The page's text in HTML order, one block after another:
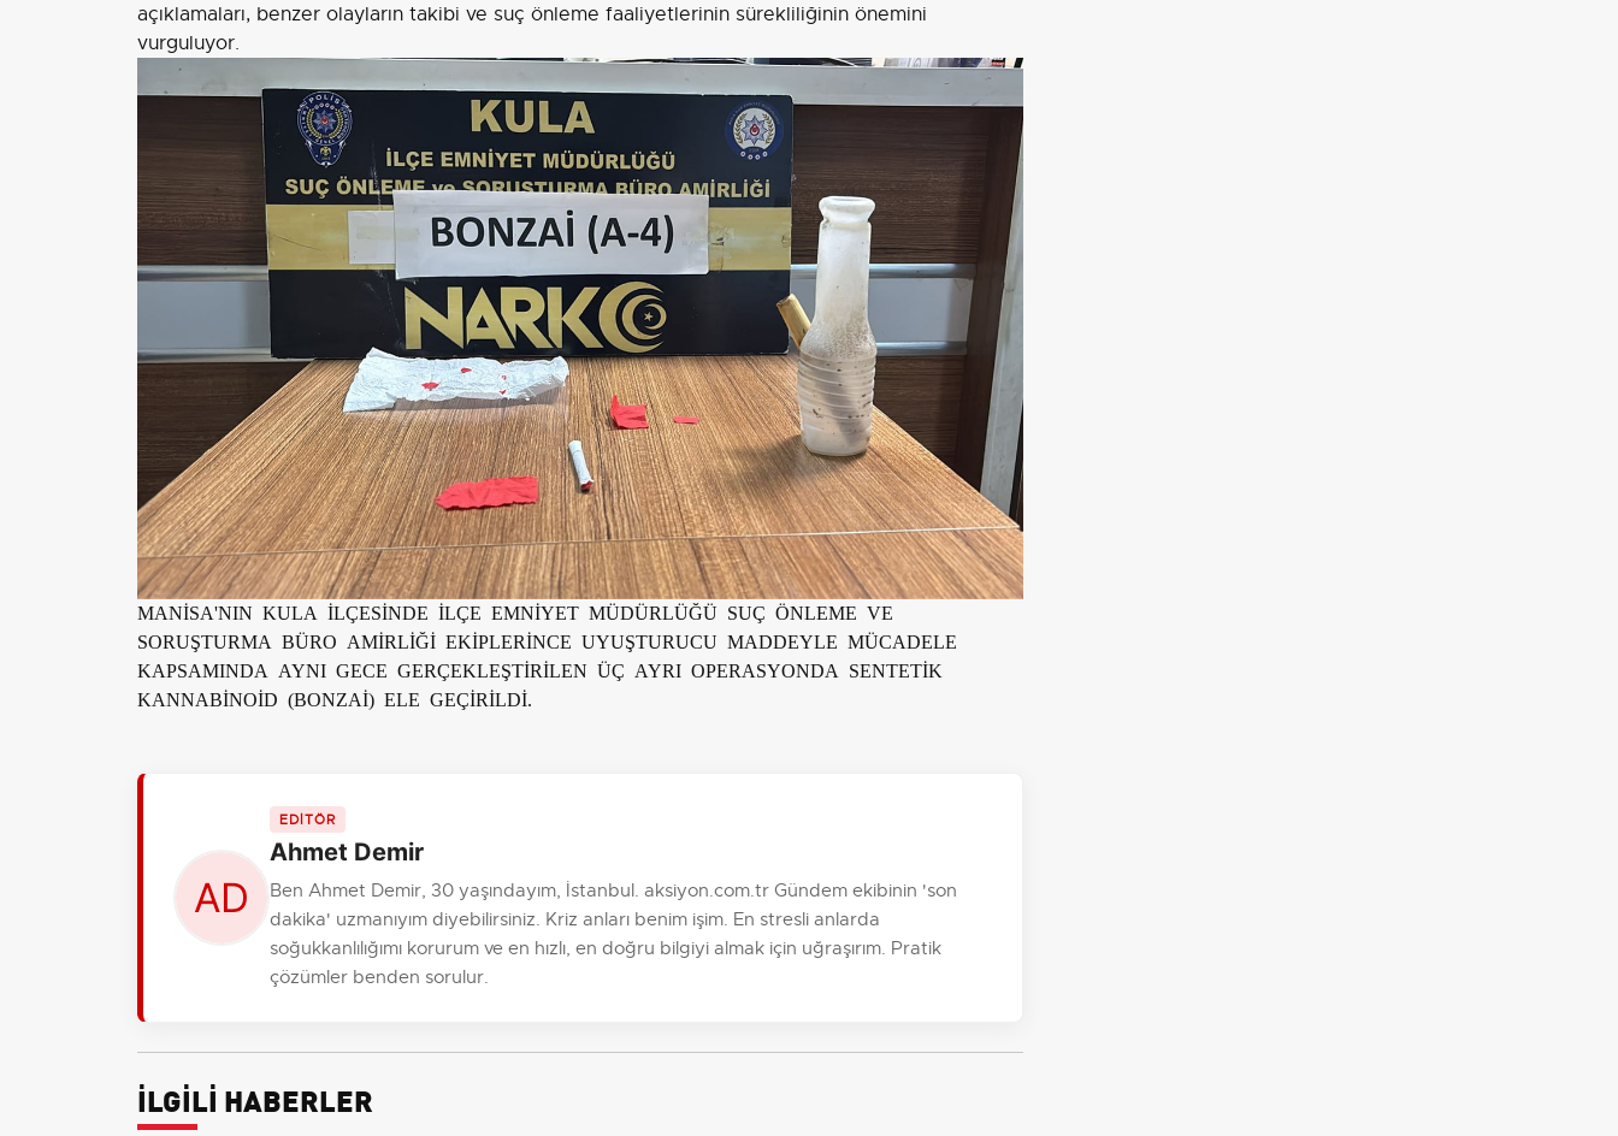
açıklamaları, benzer olayların takibi ve suç önleme faaliyetlerinin sürekliliğinin önemini
vurguluyor.
MANİSA'NIN KULA İLÇESİNDE İLÇE EMNİYET MÜDÜRLÜĞÜ SUÇ ÖNLEME VE
SORUŞTURMA BÜRO AMİRLİĞİ EKİPLERİNCE UYUŞTURUCU MADDEYLE MÜCADELE
KAPSAMINDA AYNI GECE GERÇEKLEŞTİRİLEN ÜÇ AYRI OPERASYONDA SENTETİK
KANNABİNOİD (BONZAİ) ELE GEÇİRİLDİ.
EDİTÖR
Ahmet Demir
Ben Ahmet Demir, 30 yaşındayım, İstanbul. aksiyon.com.tr Gündem ekibinin 'son
dakika' uzmanıyım diyebilirsiniz. Kriz anları benim işim. En stresli anlarda
soğukkanlılığımı korurum ve en hızlı, en doğru bilgiyi almak için uğraşırım. Pratik
çözümler benden sorulur.
İLGİLİ HABERLER